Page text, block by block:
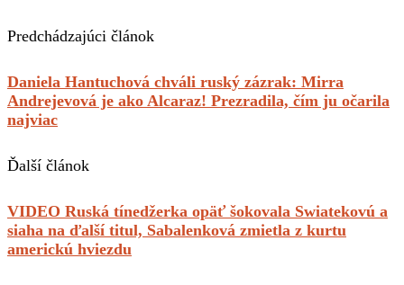
Predchádzajúci článok
Daniela Hantuchová chváli ruský zázrak: Mirra
Andrejevová je ako Alcaraz! Prezradila, čím ju očarila
najviac
Ďalší článok
VIDEO Ruská tínedžerka opäť šokovala Swiatekovú a
siaha na ďalší titul, Sabalenková zmietla z kurtu
americkú hviezdu